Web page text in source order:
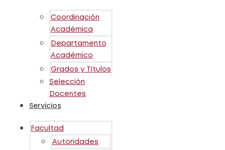
Coordinación
Académica
Departamento
Académico
Grados y Títulos
Selección
Docentes
Servicios
Facultad
Autoridades